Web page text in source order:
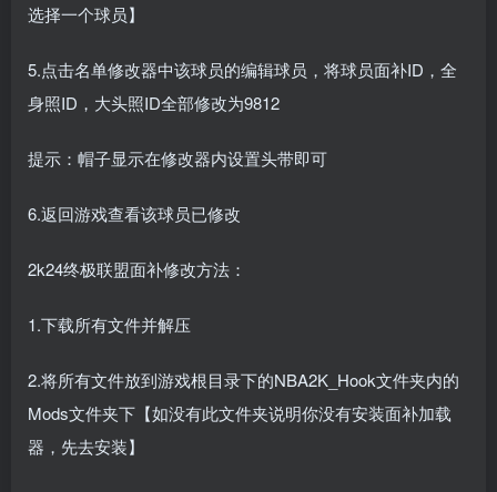
选择一个球员】
5.点击名单修改器中该球员的编辑球员，将球员面补ID，全
身照ID，大头照ID全部修改为9812
提示：帽子显示在修改器内设置头带即可
6.返回游戏查看该球员已修改
2k24终极联盟面补修改方法：
1.下载所有文件并解压
2.将所有文件放到游戏根目录下的NBA2K_Hook文件夹内的
Mods文件夹下【如没有此文件夹说明你没有安装面补加载
器，先去安装】